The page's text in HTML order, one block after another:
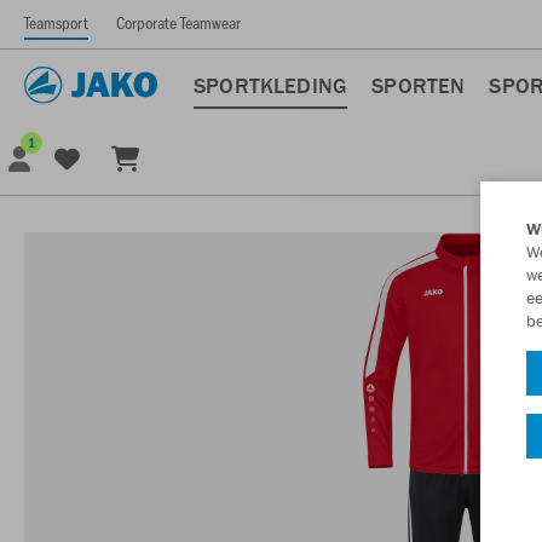
Teamsport Corporate Teamwear
SPORTKLEDING SPORTEN
1